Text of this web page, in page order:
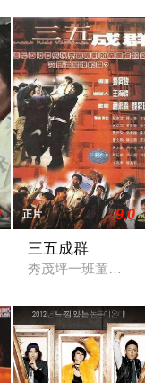
一段不堪回首的过往
本テレビ系列の「火
正片 9.0
三五成群
秀茂坪一班童党打